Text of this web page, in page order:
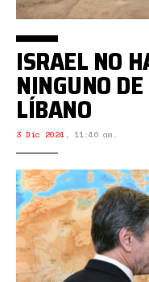
ISRAEL NO
NINGUNO
LÍBANO
3 Dic 2024 , 11:46 am.